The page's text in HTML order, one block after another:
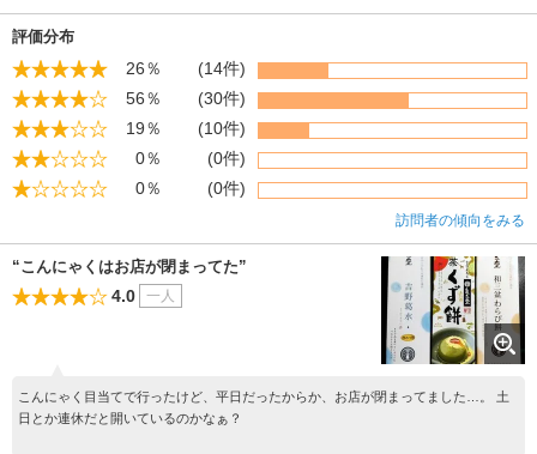
評価分布
26％
(14件)
56％
(30件)
19％
(10件)
0％
(0件)
0％
(0件)
訪問者の傾向をみる
“こんにゃくはお店が閉まってた”
4.0 一人
こんにゃく目当てで行ったけど、平日だったからか、お店が閉まってました…。 土
日とか連休だと開いているのかなぁ？